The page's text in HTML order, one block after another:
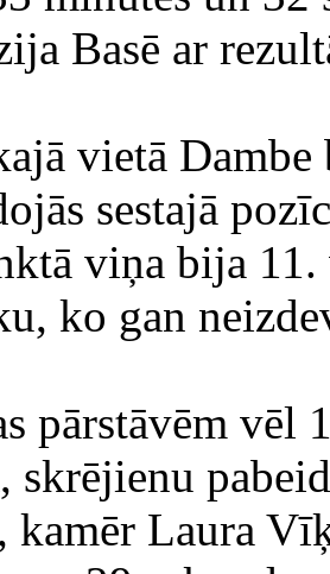
Basē ar
vietā
sestajā
viņa bija 11.
ko gan
pārstāvēm vēl
skrējienu
kamēr Laura